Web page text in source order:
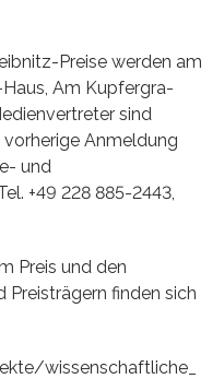
Preise werden am
Haus, Am Kupfergra-
sind
Anmeldung
und
+49 228 885-2443,
Preis und den
Preisträgern finden sich
wissenschaftliche_